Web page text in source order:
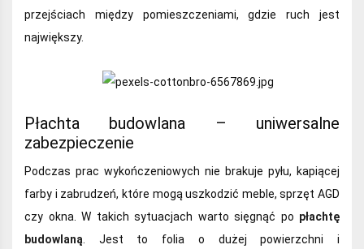
przejściach między pomieszczeniami, gdzie ruch jest
największy.
Płachta budowlana – uniwersalne
zabezpieczenie
Podczas prac wykończeniowych nie brakuje pyłu, kapiącej
farby i zabrudzeń, które mogą uszkodzić meble, sprzęt AGD
czy okna. W takich sytuacjach warto sięgnąć po płachtę
budowlaną . Jest to folia o dużej powierzchni i